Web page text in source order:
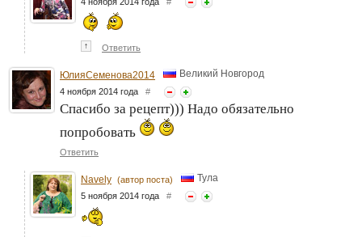
↑ Ответить
ЮлияСеменова2014 Великий Новгород
4 ноября 2014 года #
Спасибо за рецепт))) Надо обязательно
попробовать
Ответить
Navely (автор поста) Тула
5 ноября 2014 года #